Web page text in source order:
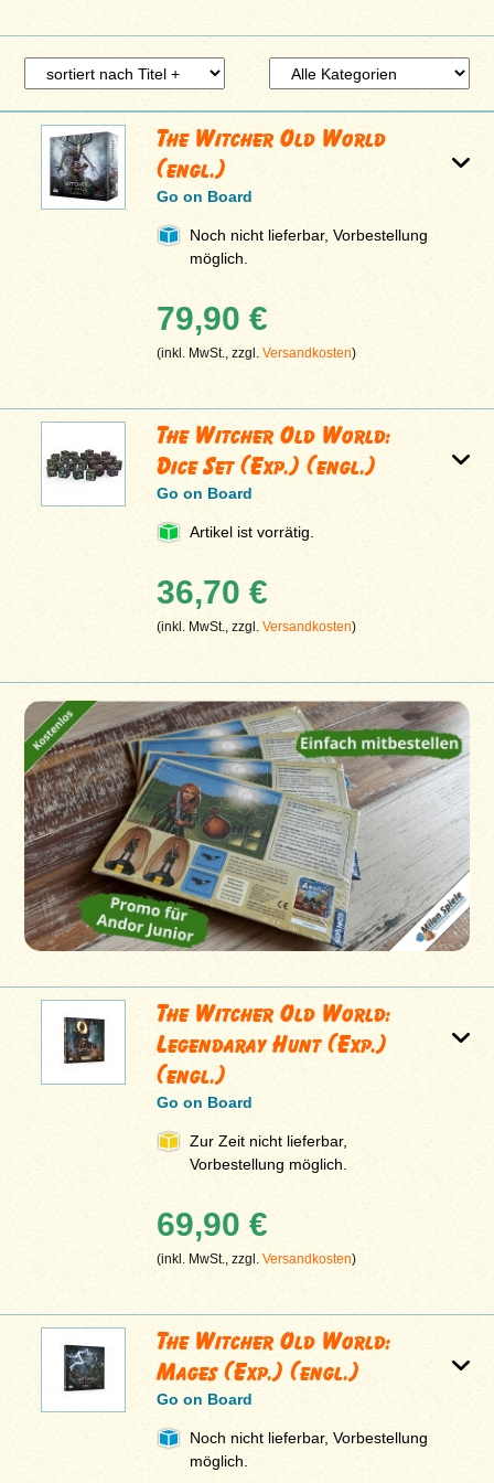
The Witcher Old World
(engl.)
Go on Board
Noch nicht lieferbar, Vorbestellung
möglich.
79,90 €
(inkl. MwSt., zzgl.Versandkosten)
The Witcher Old World:
Dice Set (Exp.) (engl.)
Go on Board
Artikel ist vorrätig.
36,70 €
(inkl. MwSt., zzgl.Versandkosten)
The Witcher Old World:
Legendaray Hunt (Exp.)
(engl.)
Go on Board
Zur Zeit nicht lieferbar,
Vorbestellung möglich.
69,90 €
(inkl. MwSt., zzgl.Versandkosten)
The Witcher Old World:
Mages (Exp.) (engl.)
Go on Board
Noch nicht lieferbar, Vorbestellung
möglich.